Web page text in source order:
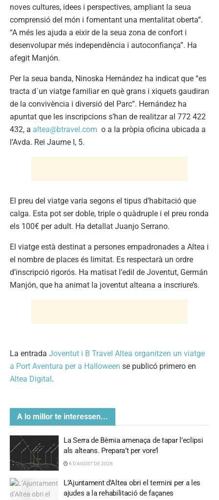
noves cultures, idees i perspectives, ampliant la seua
comprensió del món i fomentant una mentalitat oberta”.
“A més les ajuda a eixir de la seua zona de confort i
desenvolupar més independència i autoconfiança”. Ha
afegit Manjón.
Per la seua banda, Ninoska Hernández ha indicat que “es
tracta d´un viatge familiar en què grans i xiquets gaudiran
de la convivència i diversió del Parc”. Hernández ha
apuntat que les inscripcions s’han de realitzar al 772 422
432, a altea@btravel.com o a la pròpia oficina ubicada a
l’Avda. Rei Jaume I, 5.
El preu del viatge varia segons el tipus d’habitació que
calga. Esta pot ser doble, triple o quàdruple i el preu ronda
els 100€ per adult. Ha detallat Juanjo Serrano.
El viatge està destinat a persones empadronades a Altea i
el nombre de places és limitat. Es respectarà un ordre
d’inscripció rigorós. Ha matisat l’edil de Joventut, Germán
Manjón, que ha animat la joventut alteana a inscriure’s.
La entrada Joventut i B Travel Altea organitzen un viatge
a Port Aventura per a Halloween se publicó primero en
Altea Digital.
A lo millor te interessen...
La Serra de Bèrnia amenaça de tapar l’eclipsi
als alteans. Prepara’t per vore’l
6 D'AGOST DE 2026
L’Ajuntament d’Altea obri el termini per a les
ajudes a la rehabilitació de façanes